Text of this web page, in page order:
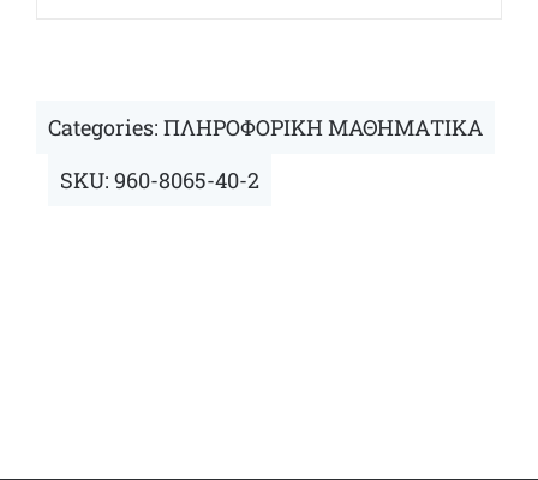
Categories: ΠΛΗΡΟΦΟΡΙΚΗ ΜΑΘΗΜΑΤΙΚΑ
SKU: 960-8065-40-2